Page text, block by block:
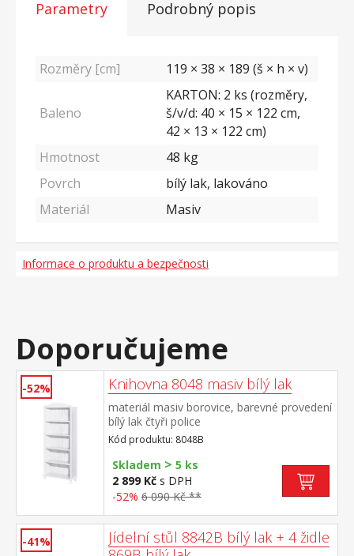
Parametry Podrobný popis
Rozměry [cm] 119 × 38 × 189 (š × h × v)
Baleno
KARTON: 2 ks (rozměry,
š/v/d: 40 × 15 × 122 cm,
42 × 13 × 122 cm)
Hmotnost
48 kg
Povrch
bílý lak, lakováno
Materiál
Masiv
Informace o produktu a bezpečnosti
Doporučujeme
-52% Knihovna 8048 masiv bílý lak
materiál masiv borovice, barevné provedení
bílý lak čtyři police
Kód produktu: 8048B
Skladem > 5 ks
2 899 Kč s DPH
-52% 6 090 Kč **
-41%
Jídelní stůl 8842B bílý lak + 4 židle